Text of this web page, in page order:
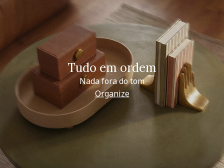
Tudo em ordem
Nada fora do tom
Organize